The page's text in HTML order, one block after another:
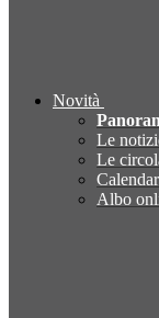
Novità
Le
Le
Albo